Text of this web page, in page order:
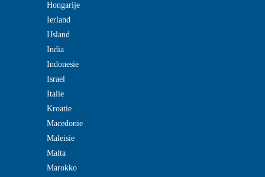
Hongarije
Ierland
IJsland
India
Indonesie
Israel
Italie
Kroatie
Macedonie
Maleisie
Malta
Marokko